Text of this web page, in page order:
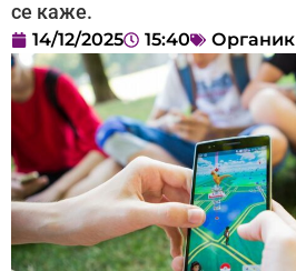
се каже.
14/12/2025 15:40 Органик